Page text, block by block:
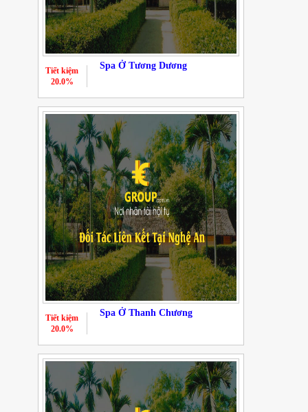
Spa Ở Tương Dương
Tiết kiệm
20.0%
Spa Ở Thanh Chương
Tiết kiệm
20.0%